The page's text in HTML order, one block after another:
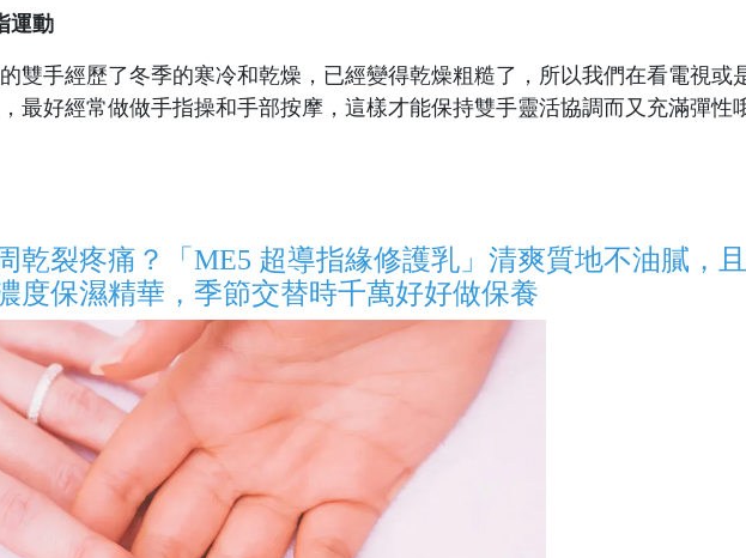
運動
雙手經歷了冬季的寒冷和乾燥，已經變得乾燥粗糙了，所以我們在看電視或
最好經常做做手指操和手部按摩，這樣才能保持雙手靈活協調而又充滿彈性
乾裂疼痛？「ME5 超導指緣修護乳」清爽質地不油膩，且
度保濕精華，季節交替時千萬好好做保養